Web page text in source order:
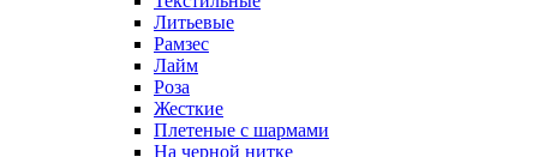
Литьевые
Рамзес
Лайм
Роза
Жесткие
Плетеные с шармами
На черной нитке